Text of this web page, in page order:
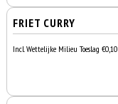
FRIET CURRY
Incl. Wettelijke Milieu Toeslag €0,10